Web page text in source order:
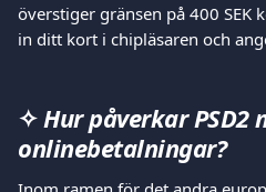
överstiger gränsen på 400 SEK
in ditt kort i chipläsaren och
✧ Hur påverkar PSD2
onlinebetalningar?